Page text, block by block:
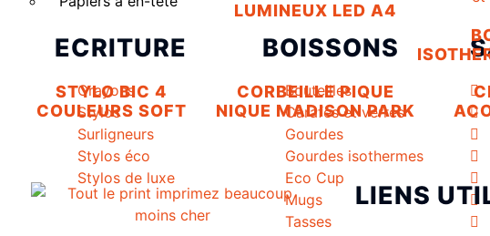
ECRITURE
Crayons
Stylos
Surligneurs
Stylos éco
Stylos de luxe
BOISSONS
Bouteilles
Carafes et verres
Gourdes
Gourdes isothermes
Eco Cup
Mugs
Tasses
LUMINEUX LED A4
STYLO BIC 4
COULEURS SOFT
CORBEILLE PIQUE
NIQUE MADISON PARK
LIENS